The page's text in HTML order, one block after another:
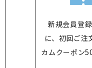
新規会員登
に、初回ご注
カムクーポン